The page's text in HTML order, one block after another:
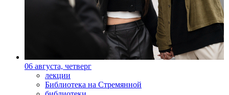
06 августа, четверг
лекции
Библиотека на Стремянной